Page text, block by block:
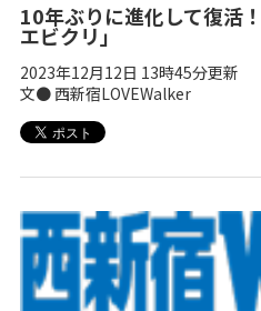
10年ぶりに進化して復活
エビクリ」
2023年12月12日 13時45分更新
文● 西新宿LOVEWalker